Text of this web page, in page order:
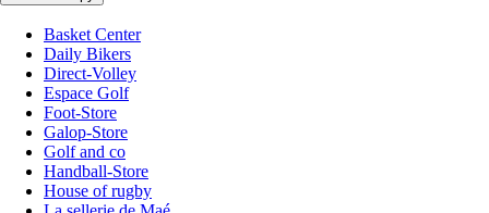
Basket Center
Daily Bikers
Direct-Volley
Espace Golf
Foot-Store
Galop-Store
Golf and co
Handball-Store
House of rugby